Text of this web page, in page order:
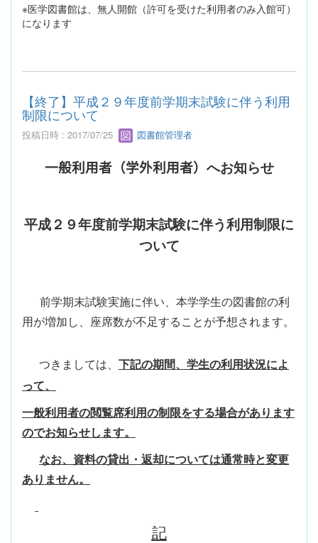
※医学図書館は、無人開館（許可を受けた利用者のみ入館可）
になります
【終了】平成２９年度前学期末試験に伴う利用
制限について
投稿日時 : 2017/07/25 図書館管理者
一般利用者（学外利用者） へお知らせ
平成２９年度前学期末試験に伴う利用制限に
ついて
前学期末試験実施に伴い、本学学生の図書館の利
用が増加し、座席数が不足することが予想されます。
つきましては、 下記の期間、学生の利用状況によ
って、
一般利用者の閲覧席利用の制限をする場合があります
のでお知らせします。
なお、資料の貸出・返却については通常時と変更
ありません。
記